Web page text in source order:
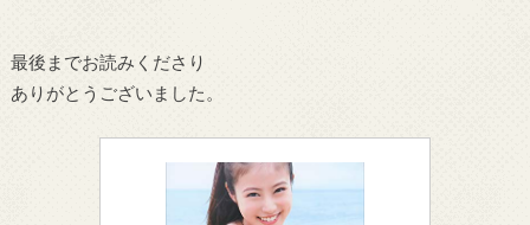
最後までお読みくださり
ありがとうございました。